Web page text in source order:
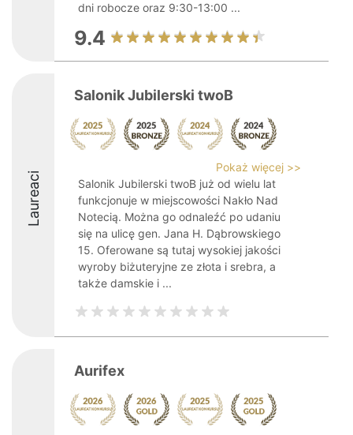
dni robocze oraz 9:30-13:00 ...
9.4
Laureaci
Salonik Jubilerski twoB
Pokaż więcej >>
Salonik Jubilerski twoB już od wielu lat
funkcjonuje w miejscowości Nakło Nad
Notecią. Można go odnaleźć po udaniu
się na ulicę gen. Jana H. Dąbrowskiego
15. Oferowane są tutaj wysokiej jakości
wyroby biżuteryjne ze złota i srebra, a
także damskie i ...
Aurifex